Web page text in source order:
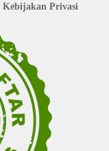
Kebijakan Privasi